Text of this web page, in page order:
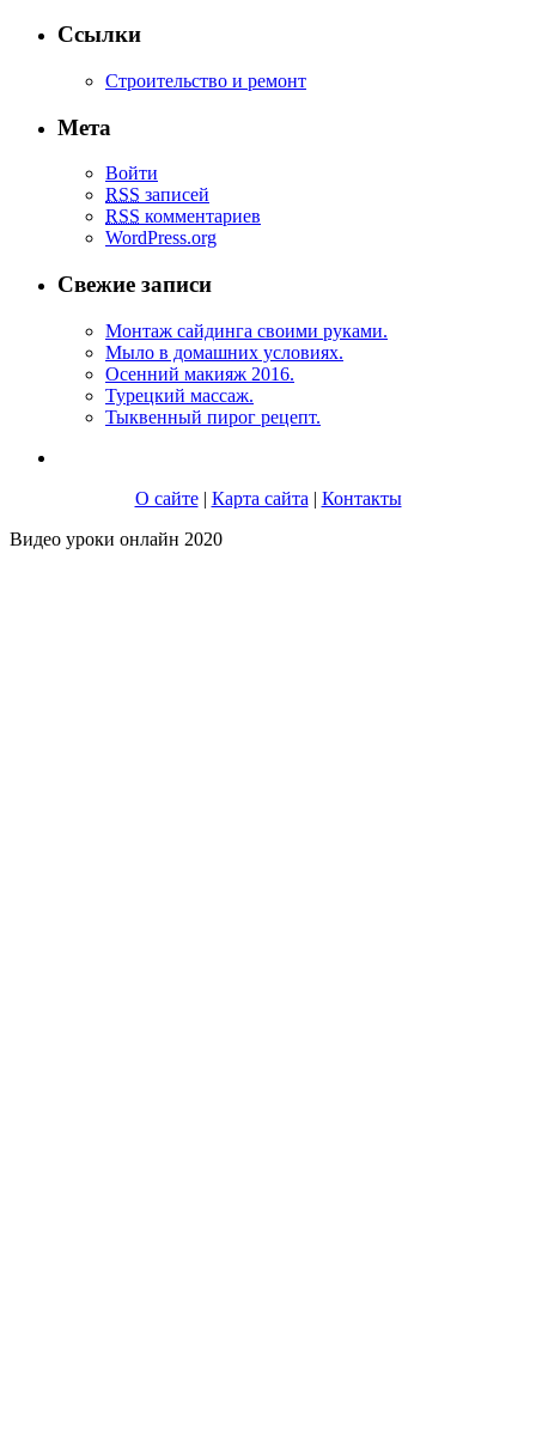
Ссылки
Строительство и ремонт
Мета
Войти
RSS записей
RSS комментариев
WordPress.org
Свежие записи
Монтаж сайдинга своими руками.
Мыло в домашних условиях.
Осенний макияж 2016.
Турецкий массаж.
Тыквенный пирог рецепт.
О сайте| Карта сайта | Контакты
Видео уроки онлайн 2020